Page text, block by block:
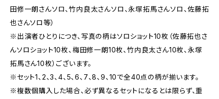
田修一朗さんソロ、竹内良太さんソロ、永塚拓馬さんソロ、佐藤拓
也さんソロ等）
※出演者ひとりにつき、写真の柄はソロショット10枚（佐藤拓也さ
んソロショット10枚、梅田修一朗10枚、竹内良太さん10枚、永塚
拓馬さん10枚）ございます。
※セット1、2、3、4、5、6、7、8、9、10で全40点の柄が揃います。
※複数個購入した場合、必ず異なるセットになるとは限らず、重